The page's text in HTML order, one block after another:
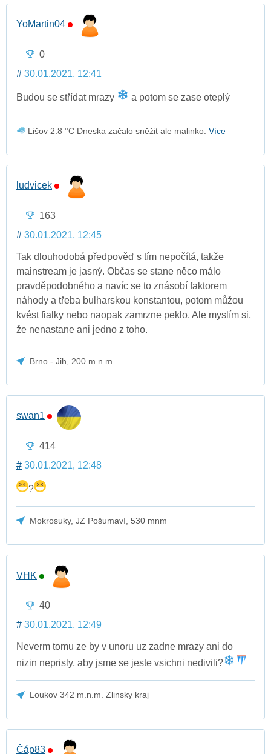
YoMartin04
0
# 30.01.2021, 12:41
Budou se střídat mrazy a potom se zase oteplý
Lišov 2.8 °C Dneska začalo sněžit ale malinko. Více
ludvicek
163
# 30.01.2021, 12:45
Tak dlouhodobá předpověď s tím nepočítá, takže
mainstream je jasný. Občas se stane něco málo
pravděpodobného a navíc se to znásobí faktorem
náhody a třeba bulharskou konstantou, potom můžou
kvést fialky nebo naopak zamrzne peklo. Ale myslím si,
že nenastane ani jedno z toho.
Brno - Jih, 200 m.n.m.
swan1
414
# 30.01.2021, 12:48
?
Mokrosuky, JZ Pošumaví, 530 mnm
VHK
40
# 30.01.2021, 12:49
Neverm tomu ze by v unoru uz zadne mrazy ani do
nizin neprisly, aby jsme se jeste vsichni nedivili?
Loukov 342 m.n.m. Zlinsky kraj
Čáp83